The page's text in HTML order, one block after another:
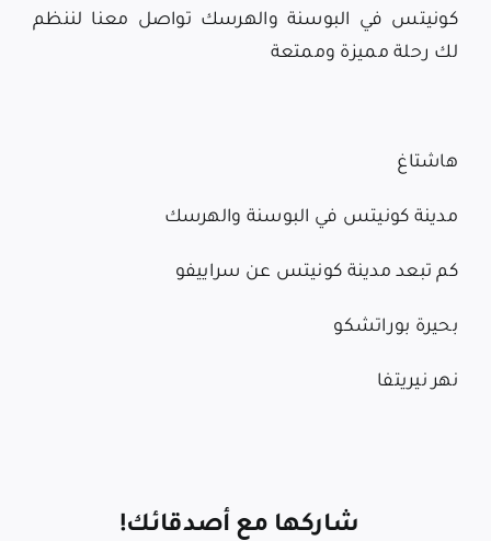
كونيتس في البوسنة والهرسك تواصل معنا لننظم
لك رحلة مميزة وممتعة
هاشتاغ
مدينة كونيتس في البوسنة والهرسك
كم تبعد مدينة كونيتس عن سراييفو
بحيرة بوراتشكو
نهر نيريتفا
شاركها مع أصدقائك!